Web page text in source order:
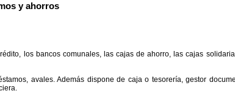
y ahorros
los bancos comunales, las cajas de ahorro, las cajas
avales. Además dispone de caja o tesorería, gestor